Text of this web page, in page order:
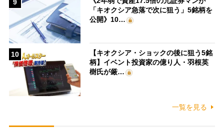
9
「キオクシア急落で次に狙う」5銘柄を
公開》10…
10
【キオクシア・ショックの後に狙う5銘
柄】イベント投資家の億り人・羽根英
樹氏が厳…
一覧を見る